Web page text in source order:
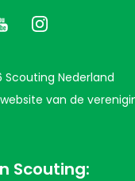
Nederland
van de
Scouting: